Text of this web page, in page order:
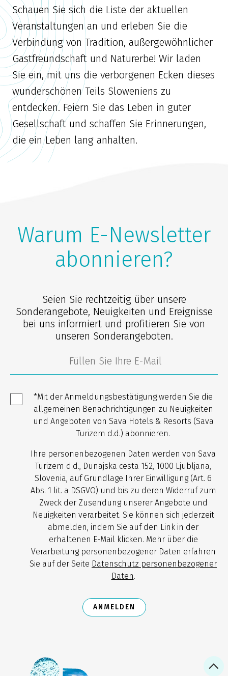
Schauen Sie sich die Liste der aktuellen
Veranstaltungen an und erleben Sie die
Verbindung von Tradition, außergewöhnlicher
Gastfreundschaft und Naturerbe! Wir laden
Sie ein, mit uns die verborgenen Ecken dieses
wunderschönen Teils Sloweniens zu
entdecken. Feiern Sie das Leben in guter
Gesellschaft und schaffen Sie Erinnerungen,
die ein Leben lang anhalten.
Warum E-Newsletter
abonnieren?
Seien Sie rechtzeitig über unsere
Sonderangebote, Neuigkeiten und Ereignisse
bei uns informiert und profitieren Sie von
unseren Sonderangeboten.
*Mit der Anmeldungsbestätigung werden Sie die
allgemeinen Benachrichtigungen zu Neuigkeiten
und Angeboten von Sava Hotels & Resorts (Sava
Turizem d.d.) abonnieren.
Ihre personenbezogenen Daten werden von Sava
Turizem d.d., Dunajska cesta 152, 1000 Ljubljana,
Slovenia, auf Grundlage Ihrer Einwilligung (Art. 6
Abs. 1 lit. a DSGVO) und bis zu deren Widerruf zum
Zweck der Zusendung unserer Angebote und
Neuigkeiten verarbeitet. Sie können sich jederzeit
abmelden, indem Sie auf den Link in der
erhaltenen E-Mail klicken. Mehr über die
Verarbeitung personenbezogener Daten erfahren
Sie auf der Seite Datenschutz personenbezogener
Daten.
ANMELDEN